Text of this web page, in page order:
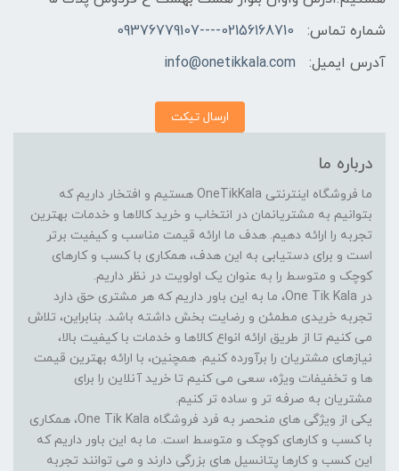
شماره تماس:
02156168710----09376779107
آدرس ایمیل:
info@onetikkala.com
ارسال تیکت
درباره ما
ما فروشگاه اینترنتی OneTikKala هستیم و افتخار داریم که
بتوانیم به مشتریانمان در انتخاب و خرید کالاها و خدمات بهترین
تجربه را ارائه دهیم. هدف ما ارائه قیمت مناسب و کیفیت برتر
است و برای دستیابی به این هدف، همکاری با کسب و کارهای
کوچک و متوسط را به عنوان یک اولویت در نظر داریم.
در One Tik Kala، ما به این باور داریم که هر مشتری حق دارد
تجربه خریدی مطمئن و رضایت بخش داشته باشد. بنابراین، تلاش
می کنیم تا از طریق ارائه انواع کالاها و خدمات با کیفیت بالا،
نیازهای مشتریان را برآورده کنیم. همچنین، با ارائه بهترین قیمت
ها و تخفیفات ویژه، سعی می کنیم تا خرید آنلاین را برای
مشتریان به صرفه تر و ساده تر کنیم.
یکی از ویژگی های منحصر به فرد فروشگاه One Tik Kala، همکاری
با کسب و کارهای کوچک و متوسط است. ما به این باور داریم که
این کسب و کارها پتانسیل های بزرگی دارند و می توانند تجربه